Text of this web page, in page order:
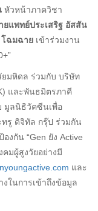
หัวหน้าภาควิชา
ยแพทย์ประเสริฐ อัสสัน
โฉมฉาย เข้าร่วมงาน
มหิดล ร่วมกับ บริษัท
และพันธมิตรภาคี
มูลนิธิวัคซีนเพื่อ
รู ดิจิทัล กรุ๊ป ร่วมกัน
งกัน “Gen ยัง Active
คมผู้สูงวัยอย่างมี
และ
งในการเข้าถึงข้อมูล